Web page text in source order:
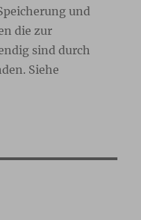
und
die zur
sind durch
Siehe